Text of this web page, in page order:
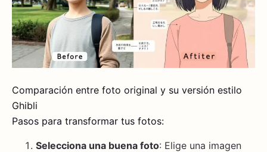
Comparación entre foto original y su versión estilo
Ghibli
Pasos para transformar tus fotos:
Selecciona una buena foto: Elige una imagen